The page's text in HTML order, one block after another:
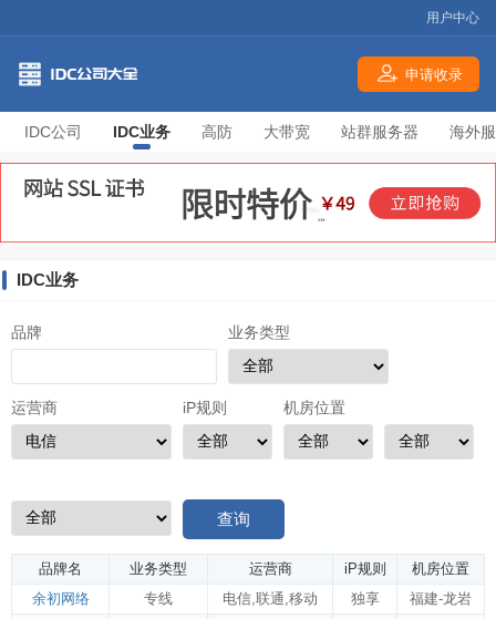
用户中心
申请收录
IDC公司 IDC业务 高防 大带宽 站群服务器 海外
IDC业务
品牌 业务类型
运营商 iP规则 机房位置
查询
品牌名 业务类型 运营商 iP规则
机房位置
余初网络
专线 电信,联通,移动 独享
福建-龙岩